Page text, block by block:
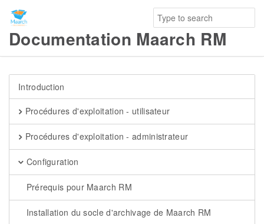
Documentation Maarch RM
Introduction
Procédures d'exploitation - utilisateur
Procédures d'exploitation - administrateur
Configuration
Prérequis pour Maarch RM
Installation du socle d'archivage de Maarch RM